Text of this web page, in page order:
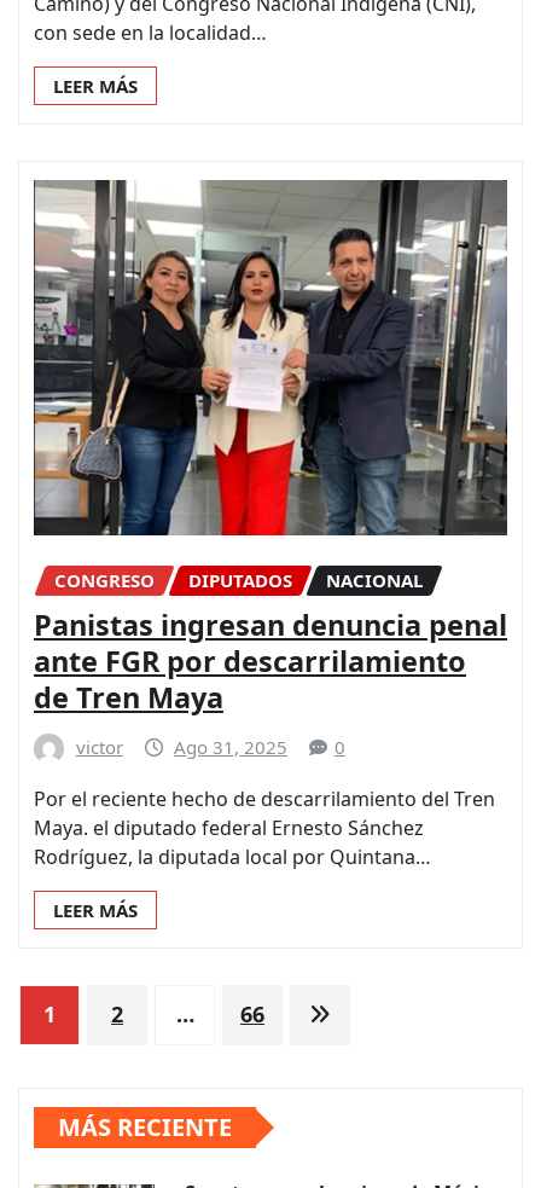
con sede en la localidad…
LEER MÁS
CONGRESO DIPUTADOS NACIONAL
Panistas ingresan denuncia penal
ante FGR por descarrilamiento
de Tren Maya
victor Ago 31, 2025 0
Por el reciente hecho de descarrilamiento del Tren
Maya. el diputado federal Ernesto Sánchez
Rodríguez, la diputada local por Quintana…
LEER MÁS
Paginación
de
1 2 … 66
MÁS RECIENTE